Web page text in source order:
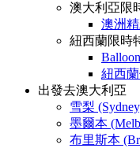
澳大利亞限
澳洲
紐西蘭限時
紐西
出發去澳大利亞
雪梨
墨爾本
布里斯本